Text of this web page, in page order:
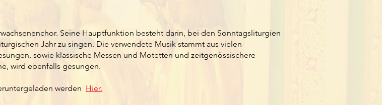
Seine Hauptfunktion besteht darin, bei den Sonntagsliturgien
Jahr zu singen. Die verwendete Musik stammt aus vielen
sowie klassische Messen und Motetten und zeitgenössischere
wird ebenfalls gesungen.
werden Hier.